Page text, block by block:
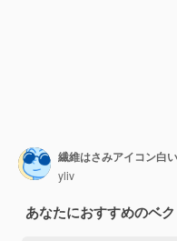
yliv
あなたにおすすめのベ